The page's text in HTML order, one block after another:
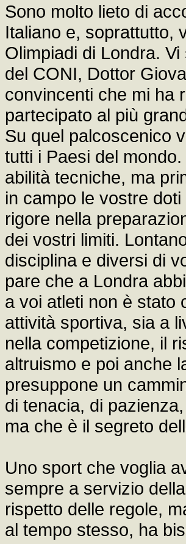
Sono molto lieto di
Italiano e, soprattutto,
Olimpiadi di Londra.
del CONI, Dottor
convincenti che mi ha
partecipato al più
Su quel palcoscenico
tutti i Paesi del
abilità tecniche, ma
in campo le vostre
rigore nella
dei vostri limiti.
disciplina e diversi di
pare che a Londra
a voi atleti non è stato
attività sportiva, sia a
nella competizione, il
altruismo e poi anche
presuppone un
di tenacia, di
ma che è il segreto
Uno sport che voglia
sempre a servizio
rispetto delle regole,
al tempo stesso, ha